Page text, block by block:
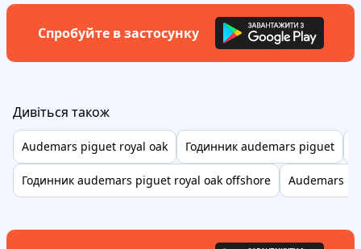
Спробуйте в застосунку
Дивіться також
Audemars piguet royal oak Годинник audemars piguet
Годинник audemars piguet royal oak offshore Audemars